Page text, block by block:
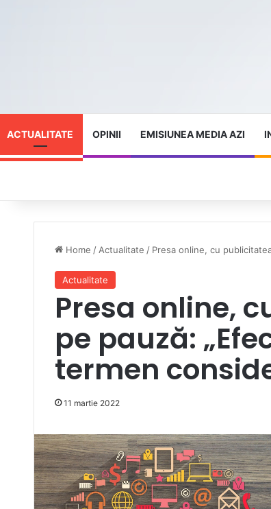
ACTUALITATE OPINII EMISIUNEA MEDIA AZI
Home / Actualitate / Presa online, cu
Actualitate
Presa online,
pe pauză:
termen
11 martie 2022